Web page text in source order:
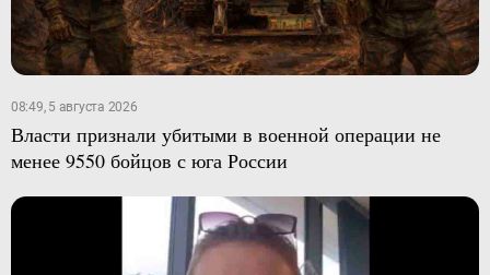
08:49, 5 августа 2026
Власти признали убитыми в военной операции не
менее 9550 бойцов с юга России